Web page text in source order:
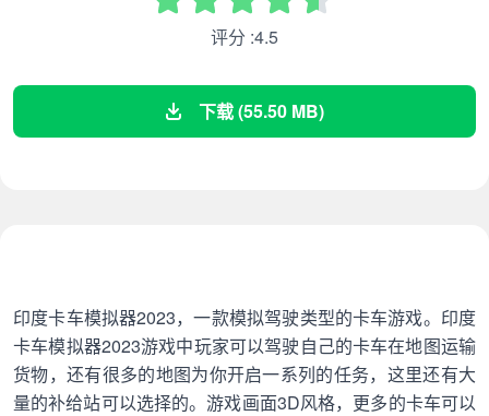
评分 :4.5
下载 (55.50 MB)
印度卡车模拟器2023，一款模拟驾驶类型的卡车游戏。印度
卡车模拟器2023游戏中玩家可以驾驶自己的卡车在地图运输
货物，还有很多的地图为你开启一系列的任务，这里还有大
量的补给站可以选择的。游戏画面3D风格，更多的卡车可以